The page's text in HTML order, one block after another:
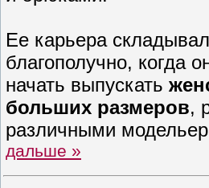
Ее карьера
благополучно, когда
начать выпускать
больших размеров,
различными
дальше »